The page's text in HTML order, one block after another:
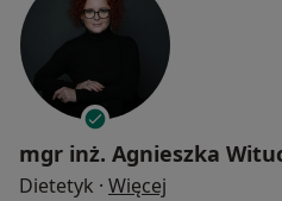
mgr inż. Agnieszka
Dietetyk · Więcej